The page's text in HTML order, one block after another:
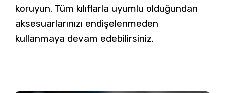
koruyun. Tüm kılıflarla uyumlu olduğundan
aksesuarlarınızı endişelenmeden
kullanmaya devam edebilirsiniz.